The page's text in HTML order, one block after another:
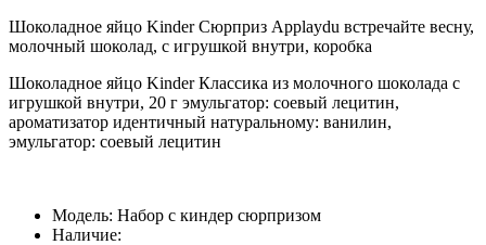
Шоколадное яйцо Kinder Сюрприз Applaydu встречайте весну,
молочный шоколад, с игрушкой внутри, коробка
Шоколадное яйцо Kinder Классика из молочного шоколада с
игрушкой внутри, 20 г эмульгатор: соевый лецитин,
ароматизатор идентичный натуральному: ванилин,
эмульгатор: соевый лецитин
Модель: Набор с киндер сюрпризом
Наличие: